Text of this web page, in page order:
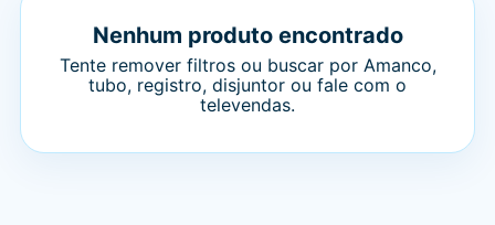
Nenhum produto encontrado
Tente remover filtros ou buscar por Amanco,
tubo, registro, disjuntor ou fale com o
televendas.